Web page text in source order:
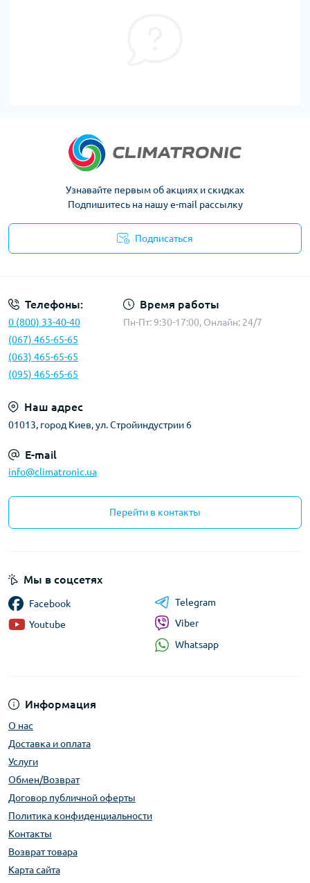
Узнавайте первым об акциях и скидках
Подпишитесь на нашу e-mail рассылку
Подписаться
Телефоны:
0 (800) 33-40-40
(067) 465-65-65
(063) 465-65-65
(095) 465-65-65
Время работы
Пн-Пт: 9:30-17:00, Онлайн: 24/7
Наш адрес
01013, город Киев, ул. Стройиндустрии 6
E-mail
info@climatronic.ua
Перейти в контакты
Информация
О нас
Доставка и оплата
Услуги
Обмен/Возврат
Договор публичной оферты
Политика конфиденциальности
Контакты
Возврат товара
Карта сайта
Мы в соцсетях
Facebook
Youtube
Telegram
Viber
Whatsapp